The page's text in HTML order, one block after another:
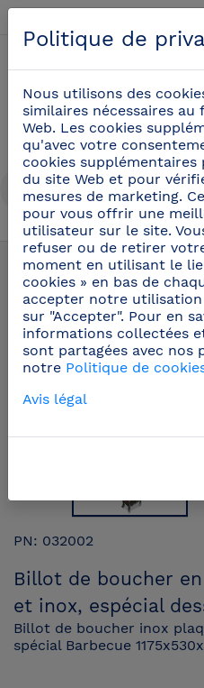
Polyéthylène + Inox
PN: 032002
Billot de boucher
et inox, espécial
Billot de boucher inox
spécial Barbecue
Politique de
Nous utilisons des
similaires nécessaires
Web. Les cookies
qu'avec votre
cookies
du site Web et pour
mesures de marketing.
pour vous offrir une
utilisateur sur le site.
refuser ou de retirer
moment en utilisant le
cookies » en bas de
accepter notre
sur "Accepter". Pour en
informations collectées
sont partagées avec nos
notre Politique de
Avis légal